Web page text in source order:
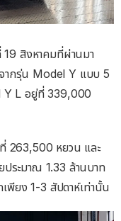
19 สิงหาคมที่ผ่านมา
ากรุ่น Model Y แบบ 5
Y L อยู่ที่ 339,000
263,500 หยวน และ
ประมาณ 1.33 ล้านบาท
เพียง 1-3 สัปดาห์เท่านั้น